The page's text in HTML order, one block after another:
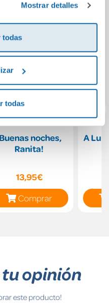
Mostrar detalles
todas
todas
noches,
Ranita!
13,95€
Comprar
A
opinión
este producto!